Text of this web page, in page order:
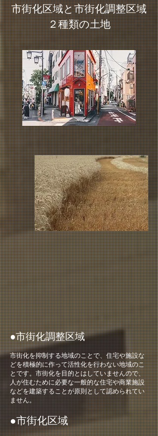
​市街化区域と市街化調整区域
２種類の土地
●市街化調整区域
市街化を抑制する地域のことで、住宅や施設な
どを積極的に作って活性化を行わない地域のこ
とです。市街化を目的とはしていませんので、
人が住むために必要な一般的な住宅や商業施設
などを建築することが原則として認められてい
ません。
●市街化区域